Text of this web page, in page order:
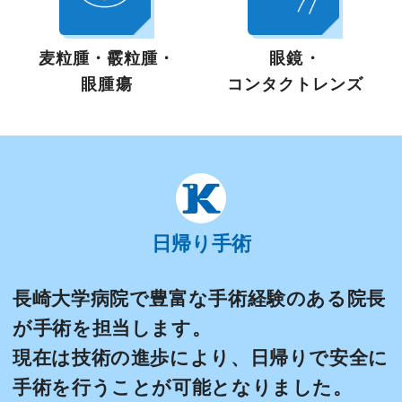
麦粒腫・霰粒腫・
眼腫瘍
眼鏡・
コンタクトレンズ
日帰り手術
長崎大学病院で豊富な手術経験のある院長
が手術を担当します。
現在は技術の進歩により、日帰りで安全に
手術を行うことが可能となりました。